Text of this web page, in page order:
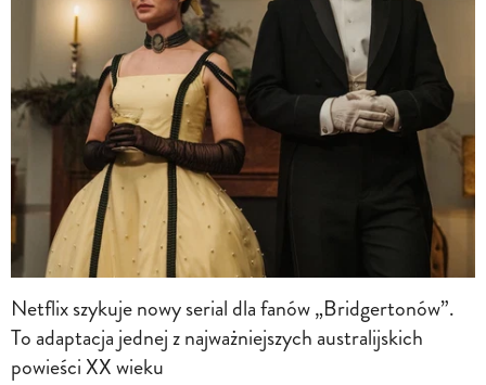
Netflix szykuje nowy serial dla fanów „Bridgertonów”.
To adaptacja jednej z najważniejszych australijskich
powieści XX wieku